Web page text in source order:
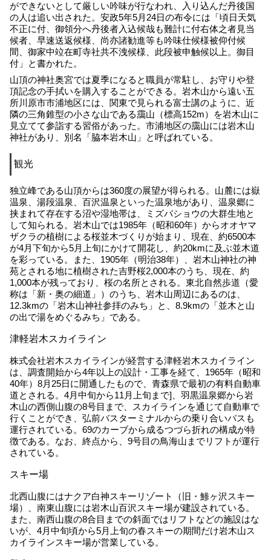
ができないとして厳しい吟味が行なわれ、入り込んだ丹後国
の人は追い出された。安政5年5月24日の布令には「頃日天気
不正に付、御領分へ丹後者入込候哉も難計に付右体之者見当
候者、早速送返候様、尚亦諸勧進等も吟味仕候様被仰付候
間、御家中竝在町寺社共不洩候様、此段被申触候以上。御目
付」と書かれた。
山頂の神社奥宮では夏季になると職員が常駐し、お守りや登
頂記念の手拭いを購入することができる。岩木山から遠い五
所川原市市浦地区には、関東で見られる富士講のように、近
隣の三角錐型の小さな山である靄山（標高152m）を岩木山に
見立てて参詣する習俗があった。市浦地区の靄山には岩木山
神社があり、別名「脇本岩木山」と呼ばれている。
観光
独立峰である山頂からは360度の展望が得られる。山麓には嶽
温泉、湯段温泉、百沢温泉といった温泉地があり、温泉郷に
挟まれて存在する沼や湿地帯は、ミズバショウの大群生地と
して知られる。岩木山では1985年（昭和60年）からオオヤマ
ザクラの植樹による桜並木づくりが始まり、現在、約6500本
が4月下旬から5月上旬にかけて開花し、約20kmに及ぶ並木道
を彩っている。また、1905年（明治38年）、岩木山神社の神
苑とされる地に植樹された吉野桜2,000本のうち、現在、約
1,000本が残っており、桜の名所とされる。東北自然歩道（愛
称は「新・奥の細道」）のうち、岩木山周辺にあるのは、
12.3kmの「岩木山神社参拝のみち」と、8.9kmの「並木と山
の出で湯をめぐるみち」である。
津軽岩木スカイライン
株式会社岩木スカイラインが経営する津軽岩木スカイライン
は、調査開始から4年以上の設計・工事を経て、1965年（昭和
40年）8月25日に開通したもので、青森県で最初の有料自動車
道とされる。4月中旬から11月上旬まで]、羽黒温泉郷から岩
木山の西側山腹の8号目まで、スカイラインを通じて自動車で
行くことができ、弘前バスターミナルからの乗り合いバスも
運行されている。69のカーブから成るつづら折れの構成が特
徴である。なお、終点から、9号目の鳥海山までリフトが運行
されている。
スキー場
北西山腹にはナクア白神スキーリゾート（旧・鯵ヶ沢スキー
場）、南東山腹には岩木山百沢スキー場が建設されている。
また、南西山腹の8合目までの斜面ではリフトなどの施設はな
いが、4月中旬頃から5月上旬の春スキーの期間だけ岩木山ス
カイラインスキー場が営業している。